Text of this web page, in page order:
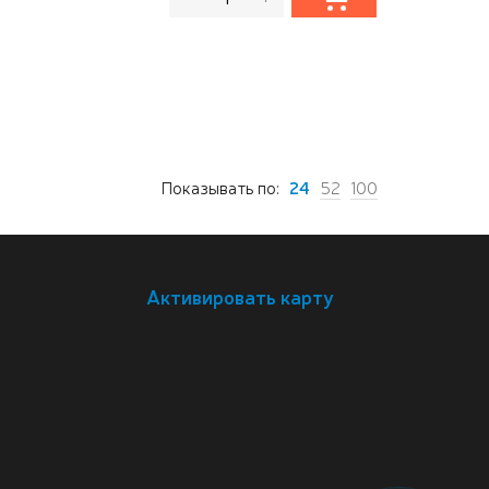
Показывать по: 24 52 100
Активировать карту